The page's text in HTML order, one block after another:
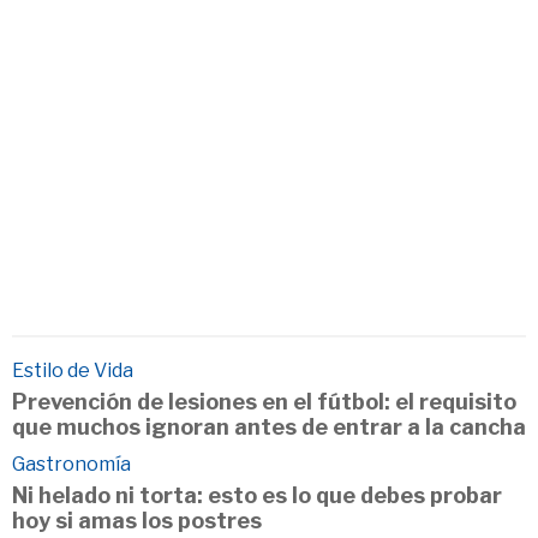
Estilo de Vida
Prevención de lesiones en el fútbol: el requisito
que muchos ignoran antes de entrar a la cancha
Gastronomía
Ni helado ni torta: esto es lo que debes probar
hoy si amas los postres